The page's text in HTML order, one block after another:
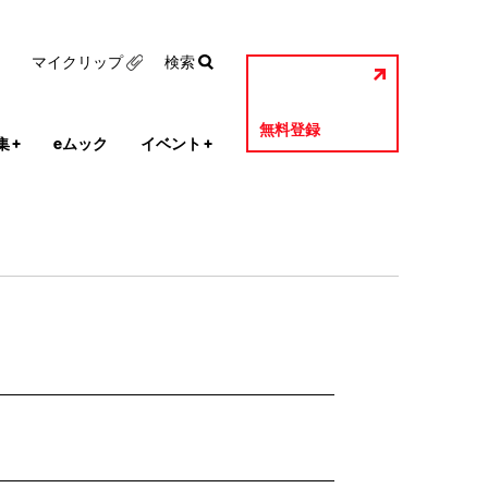
+ eムック イベント +
無料登録
マイクリップ 検索